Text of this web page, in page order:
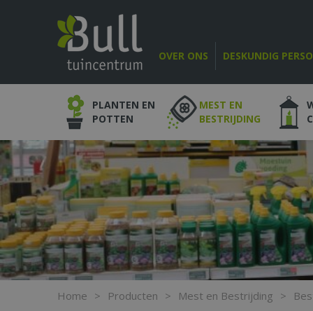
Home > Producten > Mest en Bestrijding >
OVER ONS DESKUNDIG
PLANTEN EN
POTTEN
MEST EN
BESTRIJDING